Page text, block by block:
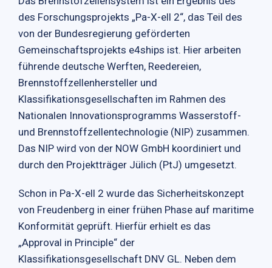
des Forschungsprojekts „Pa-X-ell 2“, das Teil des
von der Bundesregierung geförderten
Gemeinschaftsprojekts e4ships ist. Hier arbeiten
führende deutsche Werften, Reedereien,
Brennstoffzellenhersteller und
Klassifikationsgesellschaften im Rahmen des
Nationalen Innovationsprogramms Wasserstoff-
und Brennstoffzellentechnologie (NIP) zusammen.
Das NIP wird von der NOW GmbH koordiniert und
durch den Projektträger Jülich (PtJ) umgesetzt.
Schon in Pa-X-ell 2 wurde das Sicherheitskonzept
von Freudenberg in einer frühen Phase auf maritime
Konformität geprüft. Hierfür erhielt es das
„Approval in Principle“ der
Klassifikationsgesellschaft DNV GL. Neben dem